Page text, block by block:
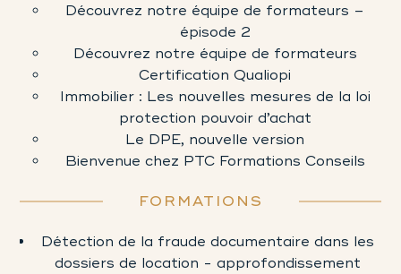
Découvrez notre équipe de formateurs –
épisode 2
Découvrez notre équipe de formateurs
Certification Qualiopi
Immobilier : Les nouvelles mesures de la loi
protection pouvoir d’achat
Le DPE, nouvelle version
Bienvenue chez PTC Formations Conseils
FORMATIONS
Détection de la fraude documentaire dans les
dossiers de location - approfondissement